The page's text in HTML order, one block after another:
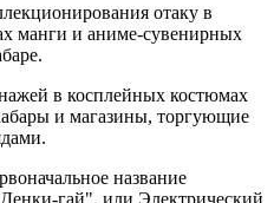
отаку в
манги и аниме-сувенирных
в косплейных костюмах
и магазины, торгующие
название
гай", или Электрический